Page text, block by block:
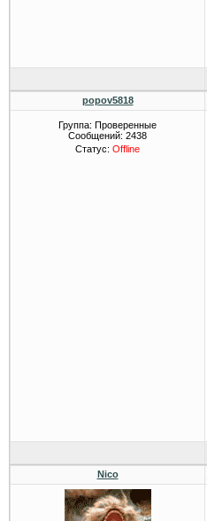
popov5818
Группа: Проверенные
Сообщений: 2438
Статус: Offline
Nico